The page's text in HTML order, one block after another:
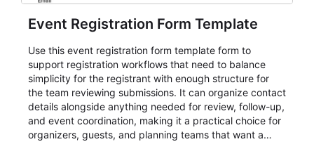
Event Registration Form Template
Use this event registration form template form to
support registration workflows that need to balance
simplicity for the registrant with enough structure for
the team reviewing submissions. It can organize contact
details alongside anything needed for review, follow-up,
and event coordination, making it a practical choice for
organizers, guests, and planning teams that want a